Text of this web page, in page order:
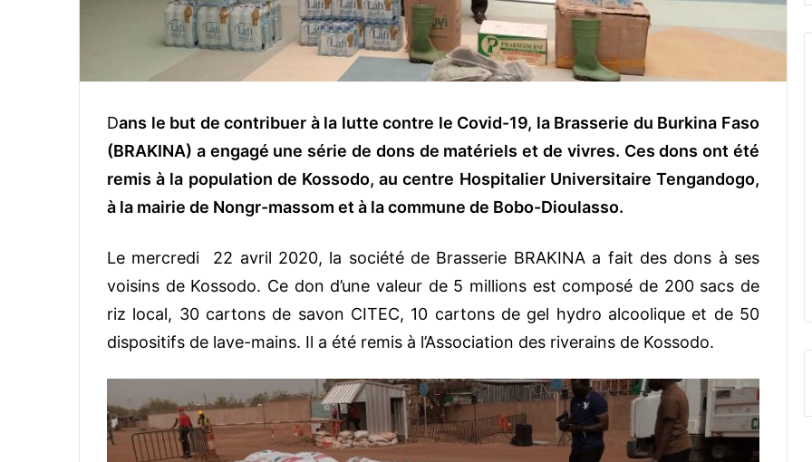
i
l
Dans le but de contribuer à la lutte contre le Covid-19, la Brasserie du Burkina Faso
(BRAKINA) a engagé une série de dons de matériels et de vivres. Ces dons ont été
remis à la population de Kossodo, au centre Hospitalier Universitaire Tengandogo,
à la mairie de Nongr-massom et à la commune de Bobo-Dioulasso.
Le mercredi 22 avril 2020, la société de Brasserie BRAKINA a fait des dons à ses
voisins de Kossodo. Ce don d’une valeur de 5 millions est composé de 200 sacs de
riz local, 30 cartons de savon CITEC, 10 cartons de gel hydro alcoolique et de 50
dispositifs de lave-mains. Il a été remis à l’Association des riverains de Kossodo.